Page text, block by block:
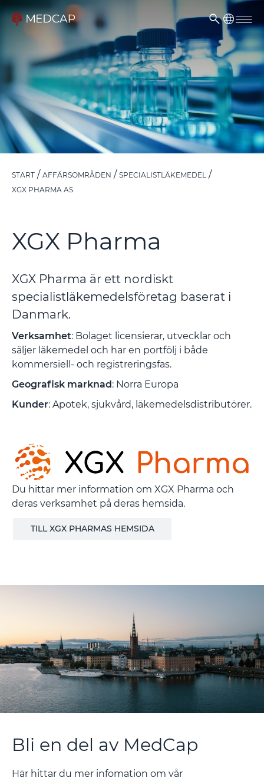
START AFFÄRSOMRÅDEN
SPECIALISTLÄKEMEDEL
XGX PHARMA AS
XGX Pharma
XGX Pharma är ett nordiskt
specialistläkemedelsföretag baserat i
Danmark.
Verksamhet: Bolaget licensierar, utvecklar och
säljer läkemedel och har en portfölj i både
kommersiell- och registreringsfas.
Geografisk marknad: Norra Europa
Kunder: Apotek, sjukvård, läkemedelsdistributörer.
Du hittar mer information om XGX Pharma och
deras verksamhet på deras hemsida.
TILL XGX PHARMAS HEMSIDA
Bli en del av MedCap
Här hittar du mer infomation om vår